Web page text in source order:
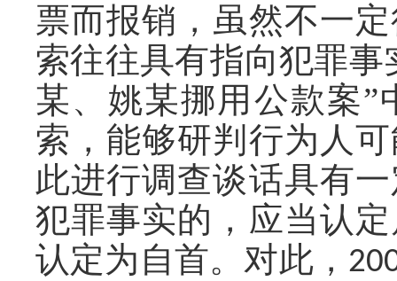
票而报销，虽然不一
索往往具有指向犯罪
某、姚某挪用公款案
索，能够研判行为人
此进行调查谈话具有
犯罪事实的，应当认
认定为自首。对此，